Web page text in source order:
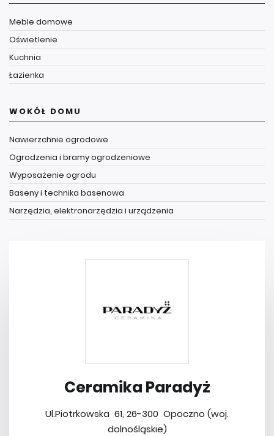
Meble domowe
Oświetlenie
Kuchnia
Łazienka
WOKÓŁ DOMU
Nawierzchnie ogrodowe
Ogrodzenia i bramy ogrodzeniowe
Wyposażenie ogrodu
Baseny i technika basenowa
Narzędzia, elektronarzędzia i urządzenia
Ceramika Paradyż
Ul.Piotrkowska 61, 26-300 Opoczno (woj.
dolnośląskie)